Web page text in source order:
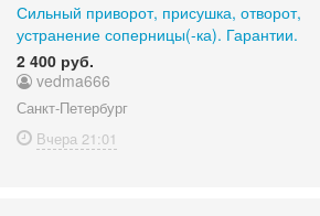
Сильный приворот, присушка, отворот,
устранение соперницы(-ка). Гарантии.
2 400 руб.
vedma666
Санкт-Петербург
Вчера 21:01